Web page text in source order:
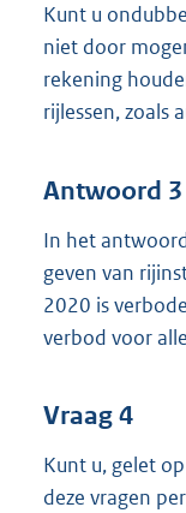
Kunt u
niet door
rekening
rijlessen, zoals
Antwoord 3
In het
geven van
2020 is
verbod voor
Vraag 4
Kunt u, gelet
deze vragen